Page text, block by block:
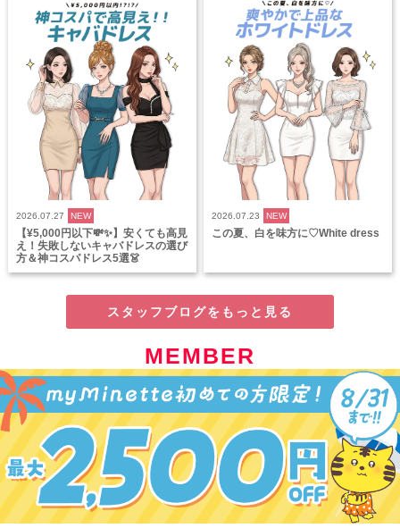
2026.07.27 NEW
【¥5,000円以下💸✨】安くても高見
え！失敗しないキャバドレスの選び
方＆神コスパドレス5選👗
2026.07.23 NEW
この夏、白を味方に♡White dress
スタッフブログをもっと見る
MEMBER